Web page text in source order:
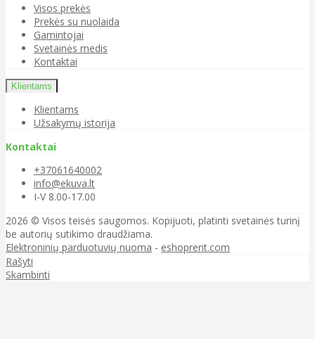
Visos prekės
Prekės su nuolaida
Gamintojai
Svetainės medis
Kontaktai
Klientams
Klientams
Užsakymų istorija
Kontaktai
+37061640002
info@ekuva.lt
I-V 8.00-17.00
2026 © Visos teisės saugomos. Kopijuoti, platinti svetainės turinį
be autorių sutikimo draudžiama.
Elektroninių parduotuvių nuoma - eshoprent.com
Rašyti
Skambinti